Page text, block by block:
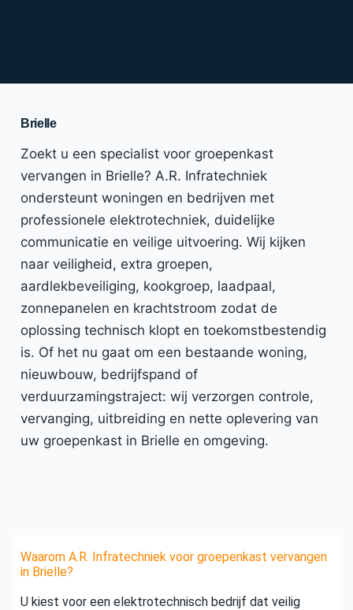
Brielle
Zoekt u een specialist voor groepenkast
vervangen in Brielle? A.R. Infratechniek
ondersteunt woningen en bedrijven met
professionele elektrotechniek, duidelijke
communicatie en veilige uitvoering. Wij kijken
naar veiligheid, extra groepen,
aardlekbeveiliging, kookgroep, laadpaal,
zonnepanelen en krachtstroom zodat de
oplossing technisch klopt en toekomstbestendig
is. Of het nu gaat om een bestaande woning,
nieuwbouw, bedrijfspand of
verduurzamingstraject: wij verzorgen controle,
vervanging, uitbreiding en nette oplevering van
uw groepenkast in Brielle en omgeving.
Waarom A.R. Infratechniek voor groepenkast vervangen
in Brielle?
U kiest voor een elektrotechnisch bedrijf dat veilig